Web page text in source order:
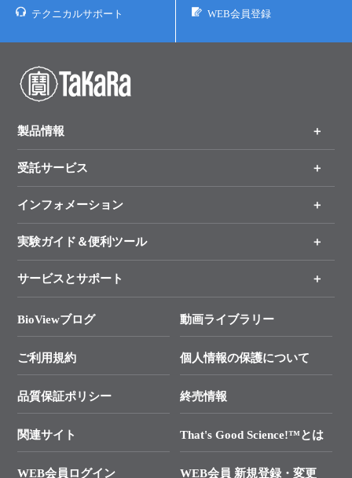
エピジェネティクス実験ガイド
アプリケーションノート
ユーザーズボイス集
動画ライブラリー
Q&A
テクニカルサポート WEB会員登録
製品情報
製品一覧
手法から製品を探す
新製品情報
受託サービス
オンライン注文
インフォメーション
キャンペーン
タカラバイオ各種会員募集のお知らせ
終売製品のお知らせ
価格改定のご案内
技術セミナーのご案内
タカラバイオ発表文献
実験ガイド＆便利ツール
リアルタイムPCR実験のススメ
幹細胞・再生医療研究ガイド
クローニング実験ガイド
SMARTer NGSポータルサイト
プライマー設計
制限酵素切断サイトの検索
サービスとサポート
総合お問い合わせ
├ 実験コンシェルジュ
├ 受託サービスお問い合わせ
BioViewブログ 動画ライブラリー
ご利用規約 個人情報の保護について
品質保証ポリシー 終売情報
関連サイト That's Good Science!™とは
WEB会員ログイン WEB会員 新規登録・変更